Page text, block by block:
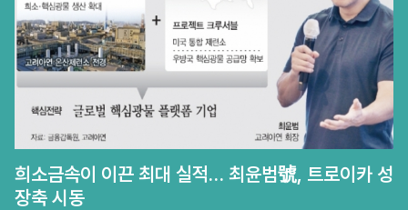
희소금속이 이끈 최대 실적… 최윤범號, 트로이카 성
장축 시동